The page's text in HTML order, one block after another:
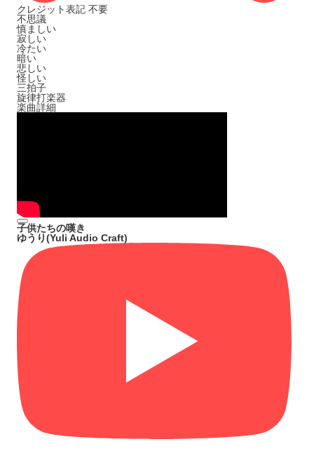
クレジット表記 不要
不思議
慎ましい
寂しい
冷たい
暗い
悲しい
怪しい
三拍子
旋律打楽器
楽曲詳細
子供たちの嘆き
ゆうり(Yuli Audio Craft)